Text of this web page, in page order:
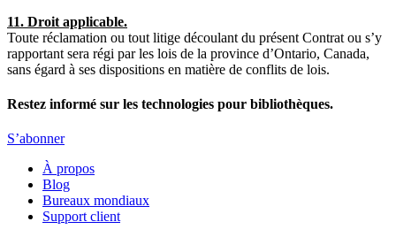
11. Droit applicable.
Toute réclamation ou tout litige découlant du présent Contrat ou s’y
rapportant sera régi par les lois de la province d’Ontario, Canada,
sans égard à ses dispositions en matière de conflits de lois.
Restez informé sur les technologies pour bibliothèques.
S’abonner
À propos
Blog
Bureaux mondiaux
Support client